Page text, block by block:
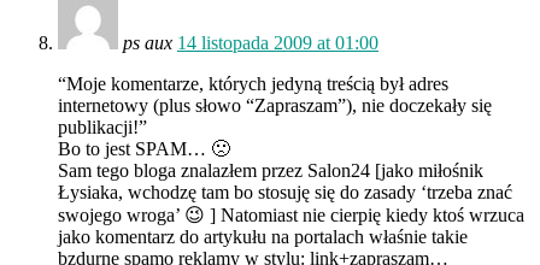
ps aux 14 listopada 2009 at 01:00
“Moje komentarze, których jedyną treścią był adres
internetowy (plus słowo “Zapraszam”), nie doczekały się
publikacji!”
Bo to jest SPAM… 🙁
Sam tego bloga znalazłem przez Salon24 [jako miłośnik
Łysiaka, wchodzę tam bo stosuję się do zasady ‘trzeba znać
swojego wroga’ 😉 ] Natomiast nie cierpię kiedy ktoś wrzuca
jako komentarz do artykułu na portalach właśnie takie
bzdurne spamo reklamy w stylu: link+zapraszam…